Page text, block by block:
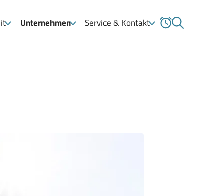
Unternehmen Service & Kontakt